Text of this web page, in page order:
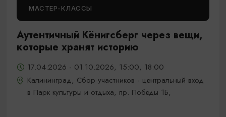
МАСТЕР-КЛАССЫ
Аутентичный Кёнигсберг через вещи,
которые хранят историю
17.04.2026 - 01.10.2026, 15:00, 18:00
Калининград, Сбор участников - центральный вход
в Парк культуры и отдыха, пр. Победы 1Б,